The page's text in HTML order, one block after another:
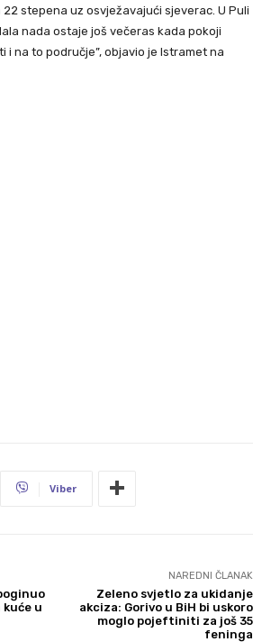
stepena uz osvježavajući sjeverac. U Puli
nada ostaje još večeras kada pokoji
i na to područje”, objavio je Istramet na
Viber
kuće u
NAREDNI ČLANAK
Zeleno svjetlo za ukidanje
akciza: Gorivo u BiH bi uskoro
moglo pojeftiniti za još 35
feninga